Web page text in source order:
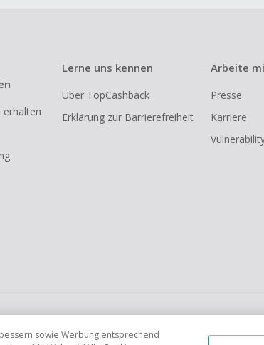
erhalten
Lerne uns kennen
Über TopCashback
Erklärung zur Barrierefreiheit
Arbeite
Presse
Karriere
AU IT ES
sowie Werbung entsprechend